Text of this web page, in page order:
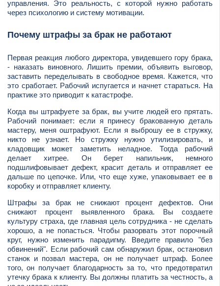
управления. Это реальность, с которой нужно работать
через психологию и систему мотивации.
Почему штрафы за брак не работают
Первая реакция любого директора, увидевшего гору брака,
- наказать виновного. Лишить премии, объявить выговор,
заставить переделывать в свободное время. Кажется, что
это сработает. Рабочий испугается и начнет стараться. На
практике это приводит к катастрофе.
Когда вы штрафуете за брак, вы учите людей его прятать.
Рабочий понимает: если я принесу бракованную деталь
мастеру, меня оштрафуют. Если я выброшу ее в стружку,
никто не узнает. Но стружку нужно утилизировать, и
кладовщик может заметить неладное. Тогда рабочий
делает хитрее. Он берет напильник, немного
подшлифовывает дефект, красит деталь и отправляет ее
дальше по цепочке. Или, что еще хуже, упаковывает ее в
коробку и отправляет клиенту.
Штрафы за брак не снижают процент дефектов. Они
снижают процент выявленного брака. Вы создаете
культуру страха, где главная цель сотрудника - не сделать
хорошо, а не попасться. Чтобы разорвать этот порочный
круг, нужно изменить парадигму. Введите правило "без
обвинений". Если рабочий сам обнаружил брак, остановил
станок и позвал мастера, он не получает штраф. Более
того, он получает благодарность за то, что предотвратил
утечку брака к клиенту. Вы должны платить за честность, а